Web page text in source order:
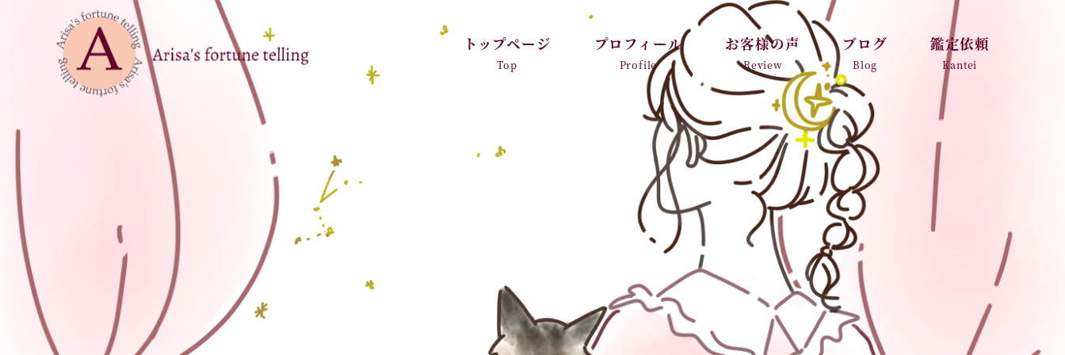
トップページ
Top
プロフィール
Profile
お客様の声
Review
ブログ
Blog
鑑定依頼
Kantei